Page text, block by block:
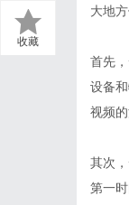
收藏
大地
首先
设备
视频
其次
第一